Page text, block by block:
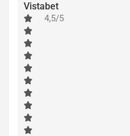
Vistabet
4,5/5